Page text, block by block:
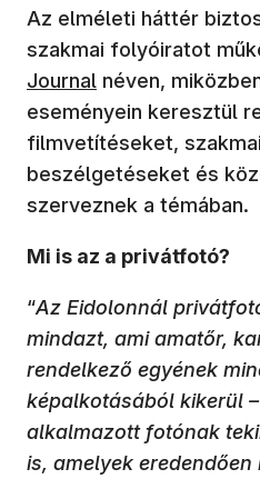
Az elméleti háttér
szakmai folyóiratot
Journal néven,
eseményein keresztül
filmvetítéseket,
beszélgetéseket és
szerveznek a témában.
Mi is az a privátfotó?
“Az Eidolonnál
mindazt, ami amatőr,
rendelkező egyének
képalkotásából kikerül
alkalmazott fotónak
is, amelyek